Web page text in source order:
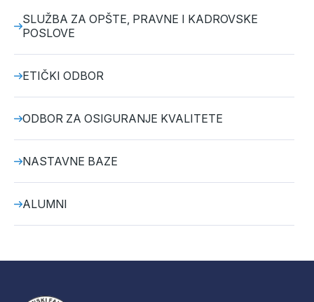
SLUŽBA ZA OPŠTE, PRAVNE I KADROVSKE
POSLOVE
ETIČKI ODBOR
ODBOR ZA OSIGURANJE KVALITETE
NASTAVNE BAZE
ALUMNI